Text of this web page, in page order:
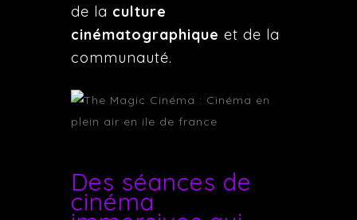
de la culture
cinématographique et de la
communauté.
Des séances de
cinéma